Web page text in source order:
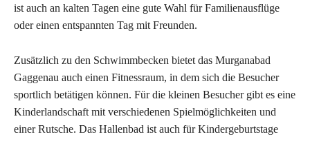
ist auch an kalten Tagen eine gute Wahl für Familienausflüge
oder einen entspannten Tag mit Freunden.
Zusätzlich zu den Schwimmbecken bietet das Murganabad
Gaggenau auch einen Fitnessraum, in dem sich die Besucher
sportlich betätigen können. Für die kleinen Besucher gibt es eine
Kinderlandschaft mit verschiedenen Spielmöglichkeiten und
einer Rutsche. Das Hallenbad ist auch für Kindergeburtstage